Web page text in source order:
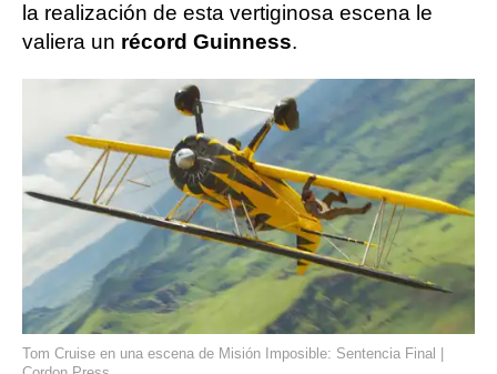
la realización de esta vertiginosa escena le
valiera un récord Guinness.
Tom Cruise en una escena de Misión Imposible: Sentencia Final |